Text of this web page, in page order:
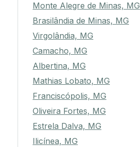
Monte Alegre de Minas, MG
Brasilândia de Minas, MG
Virgolândia, MG
Camacho, MG
Albertina, MG
Mathias Lobato, MG
Franciscópolis, MG
Oliveira Fortes, MG
Estrela Dalva, MG
Ilicínea, MG